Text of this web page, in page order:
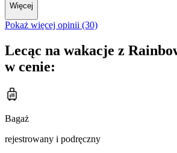
Więcej
Pokaż więcej opinii (30)
Lecąc na wakacje z
w cenie:
Bagaż
rejestrowany i podręczny